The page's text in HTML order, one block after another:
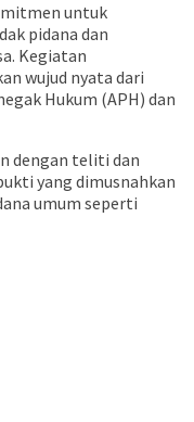
untuk
pidana dan
Kegiatan
wujud nyata dari
Hukum (APH) dan
dengan teliti dan
yang dimusnahkan
umum seperti